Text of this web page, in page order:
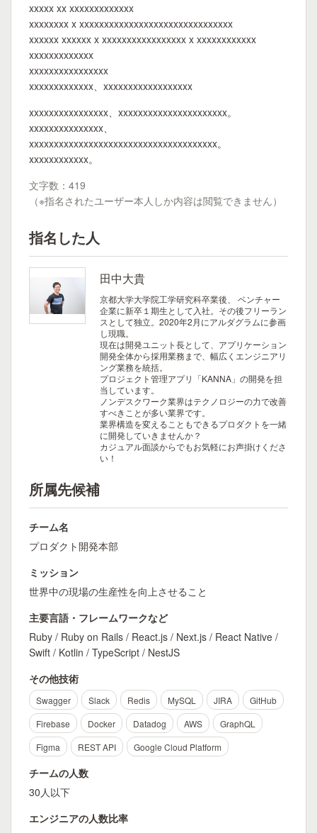
xxxxx xx xxxxxxxxxxxxx
xxxxxxxx x xxxxxxxxxxxxxxxxxxxxxxxxxxxxxxx
xxxxxx xxxxxx x xxxxxxxxxxxxxxxxx x xxxxxxxxxxxx
xxxxxxxxxxxxx
xxxxxxxxxxxxxxxx
xxxxxxxxxxxxx、xxxxxxxxxxxxxxxxxx
xxxxxxxxxxxxxxxx、xxxxxxxxxxxxxxxxxxxxxx。
xxxxxxxxxxxxxxx、
xxxxxxxxxxxxxxxxxxxxxxxxxxxxxxxxxxxxxx。
xxxxxxxxxxxx。
文字数：419
（※指名されたユーザー本人しか内容は閲覧できません）
指名した人
田中大貴
京都大学大学院工学研究科卒業後、 ベンチャー
企業に新卒１期生として入社。その後フリーラン
スとして独立。2020年2月にアルダグラムに参画
し現職。
現在は開発ユニット長として、アプリケーション
開発全体から採用業務まで、幅広くエンジニアリ
ング業務を統括。
プロジェクト管理アプリ「KANNA」の開発を担
当しています。
ノンデスクワーク業界はテクノロジーの力で改善
すべきことが多い業界です。
業界構造を変えることもできるプロダクトを一緒
に開発していきませんか？
カジュアル面談からでもお気軽にお声掛けくださ
い！
所属先候補
チーム名
プロダクト開発本部
ミッション
世界中の現場の生産性を向上させること
主要言語・フレームワークなど
Ruby / Ruby on Rails / React.js / Next.js / React Native /
Swift / Kotlin / TypeScript / NestJS
その他技術
Swagger Slack Redis MySQL JIRA
GitHub
Firebase
Docker Datadog AWS
GraphQL
Figma
REST API Google Cloud Platform
チームの人数
30人以下
エンジニアの人数比率